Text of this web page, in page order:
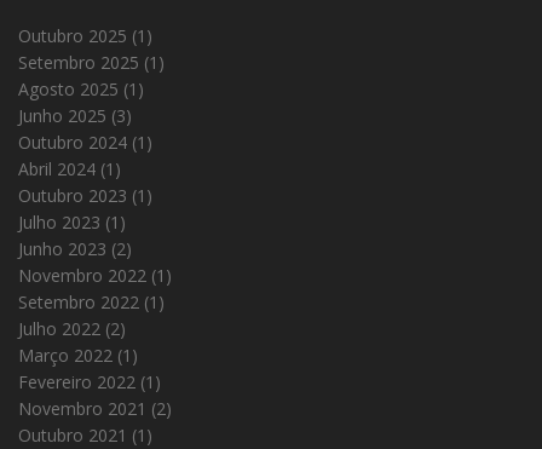
Outubro 2025 (1)
Setembro 2025 (1)
Agosto 2025 (1)
Junho 2025 (3)
Outubro 2024 (1)
Abril 2024 (1)
Outubro 2023 (1)
Julho 2023 (1)
Junho 2023 (2)
Novembro 2022 (1)
Setembro 2022 (1)
Julho 2022 (2)
Março 2022 (1)
Fevereiro 2022 (1)
Novembro 2021 (2)
Outubro 2021 (1)